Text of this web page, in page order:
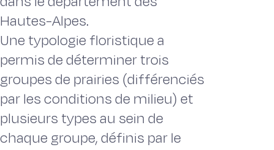
Hautes-Alpes.
Une typologie floristique a
permis de déterminer trois
groupes de prairies (différenciés
par les conditions de milieu) et
plusieurs types au sein de
chaque groupe, définis par le